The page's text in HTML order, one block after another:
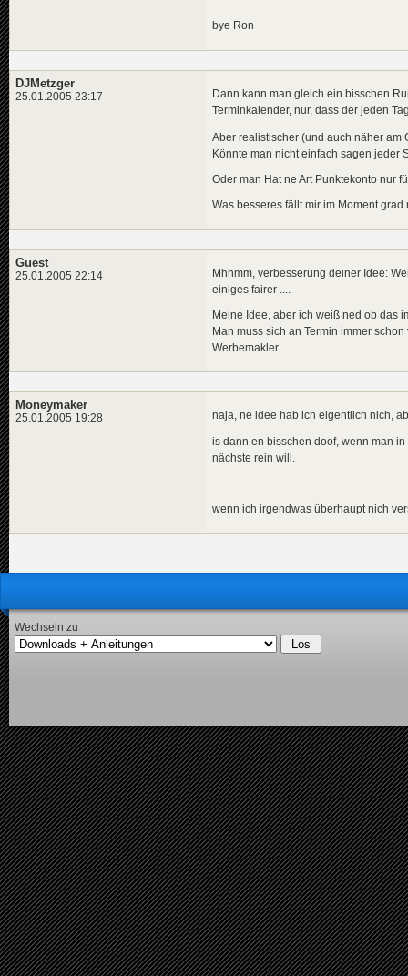
bye Ron
DJMetzger
25.01.2005 23:17
Dann kann man gleich ein bisschen
Terminkalender, nur, dass der jeden
Aber realistischer (und auch näher am
Könnte man nicht einfach sagen jeder
Oder man Hat ne Art Punktekonto nur
Was besseres fällt mir im Moment grad
Guest
25.01.2005 22:14
Mhhmm, verbesserung deiner Idee:
einiges fairer ....
Meine Idee, aber ich weiß ned ob das
Man muss sich an Termin immer
Werbemakler.
Moneymaker
25.01.2005 19:28 naja, ne idee hab ich eigentlich nich,
is dann en bisschen doof, wenn man
nächste rein will.
wenn ich irgendwas überhaupt nich
Wechseln zu